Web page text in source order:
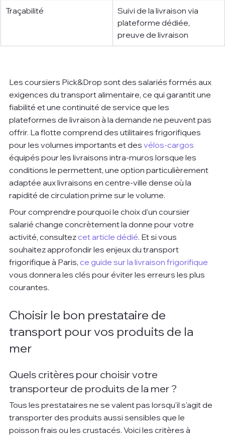
Traçabilité
Suivi de la livraison via
plateforme dédiée,
preuve de livraison
Les coursiers Pick&Drop sont des salariés formés aux
exigences du transport alimentaire, ce qui garantit une
fiabilité et une continuité de service que les
plateformes de livraison à la demande ne peuvent pas
offrir. La flotte comprend des utilitaires frigorifiques
pour les volumes importants et des vélos-cargos
équipés pour les livraisons intra-muros lorsque les
conditions le permettent, une option particulièrement
adaptée aux livraisons en centre-ville dense où la
rapidité de circulation prime sur le volume.
Pour comprendre pourquoi le choix d'un coursier
salarié change concrètement la donne pour votre
activité, consultez cet article dédié. Et si vous
souhaitez approfondir les enjeux du transport
frigorifique à Paris, ce guide sur la livraison frigorifique
vous donnera les clés pour éviter les erreurs les plus
courantes.
Choisir le bon prestataire de
transport pour vos produits de la
mer
Quels critères pour choisir votre
transporteur de produits de la mer ?
Tous les prestataires ne se valent pas lorsqu'il s'agit de
transporter des produits aussi sensibles que le
poisson frais ou les crustacés. Voici les critères à